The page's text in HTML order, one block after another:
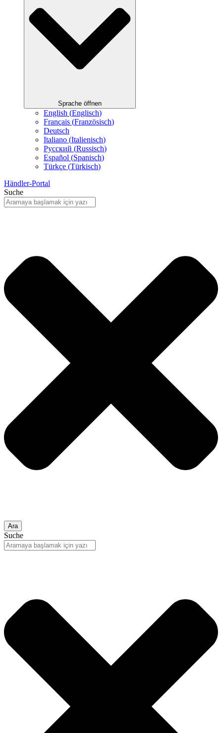
Sprache öffnen
English (Englisch)
Français (Französisch)
Deutsch
Italiano (Italienisch)
Русский (Russisch)
Español (Spanisch)
Türkçe (Türkisch)
Händler-Portal
Suche
Ara
Suche